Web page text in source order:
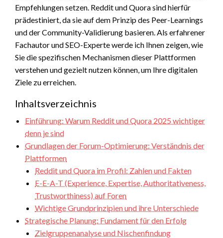
Empfehlungen setzen. Reddit und Quora sind hierfür
prädestiniert, da sie auf dem Prinzip des Peer-Learnings
und der Community-Validierung basieren. Als erfahrener
Fachautor und SEO-Experte werde ich Ihnen zeigen, wie
Sie die spezifischen Mechanismen dieser Plattformen
verstehen und gezielt nutzen können, um Ihre digitalen
Ziele zu erreichen.
Inhaltsverzeichnis
Einführung: Warum Reddit und Quora 2025 wichtiger
denn je sind
Grundlagen der Forum-Optimierung: Verständnis der
Plattformen
Reddit und Quora im Profil: Zahlen und Fakten
E-E-A-T (Experience, Expertise, Authoritativeness,
Trustworthiness) auf Foren
Wichtige Grundprinzipien und ihre Unterschiede
Strategische Planung: Fundament für den Erfolg
Zielgruppenanalyse und Nischenfindung